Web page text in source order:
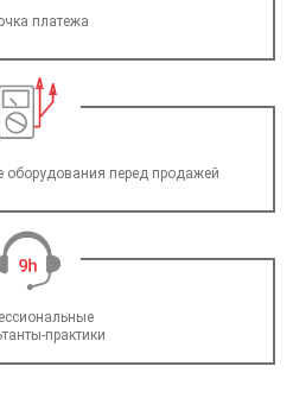
платежа
оборудования перед продажей
практики